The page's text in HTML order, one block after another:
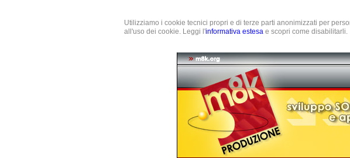
Utilizziamo i cookie tecnici propri e di terze parti anonimizzati per
all'uso dei cookie. Leggi l'informativa estesa e scopri come disabilitarli.